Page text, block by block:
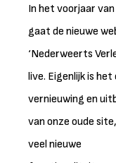
In het voorjaar
gaat de nieuwe
‘Nederweerts
live. Eigenlijk is het
vernieuwing en
van onze oude
veel nieuwe